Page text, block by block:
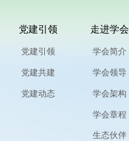
党建引领
党建引领
党建共建
党建动态
走进学会
学会简介
学会领导
学会架构
学会章程
生态伙伴